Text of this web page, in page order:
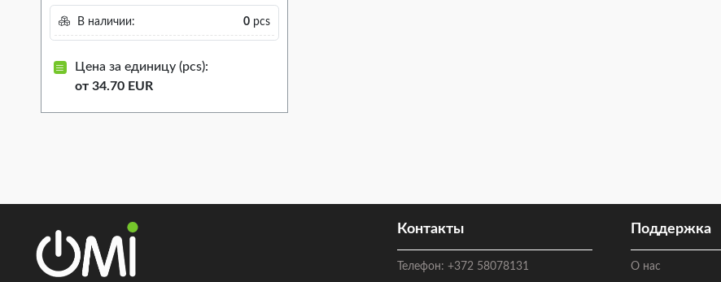
В наличии: 0pcs
Цена за единицу (pcs):
от 34.70 EUR
Контакты
Телефон:+372 58078131
Поддержка
О нас